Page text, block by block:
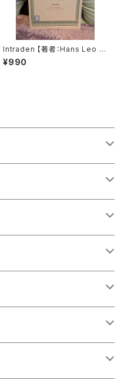
Intraden 【著者：Hans Leo H
assler】出版社：BÄRENREITE
R KASSEL 1951年
¥990